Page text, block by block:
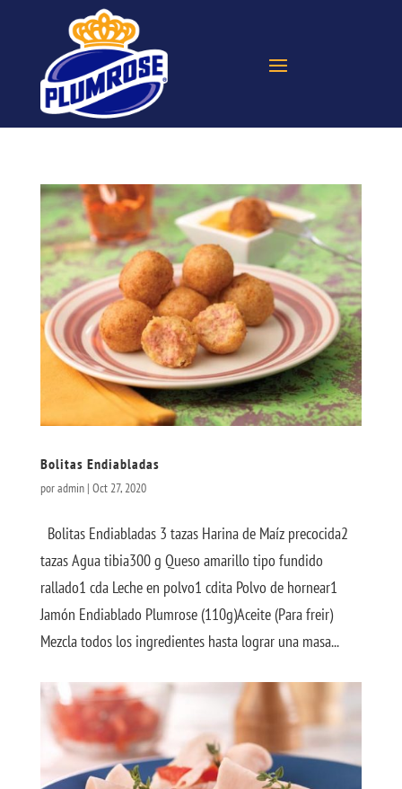
Bolitas Endiabladas
poradmin| Oct 27, 2020
Bolitas Endiabladas 3 tazas Harina de Maíz precocida2
tazas Agua tibia300 g Queso amarillo tipo fundido
rallado1 cda Leche en polvo1 cdita Polvo de hornear1
Jamón Endiablado Plumrose (110g)Aceite (Para freir)
Mezcla todos los ingredientes hasta lograr una masa...